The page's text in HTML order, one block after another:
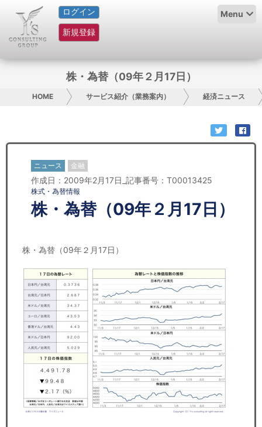
ログイン
新規登録
Menu
HOME
サービス紹介
グループ概要
日本人にPR
コンサルティング
経済ニュース
労務顧問
ＩＴ
飲食店情報
株・為替（09年２月17日）
HOME サービス紹介（業務案内） 経済ニュース
ニュース 金融
作成日：2009年2月17日_記事番号：T00013425
株式・為替情報
株・為替（09年２月17日）
株・為替（09年２月17日）